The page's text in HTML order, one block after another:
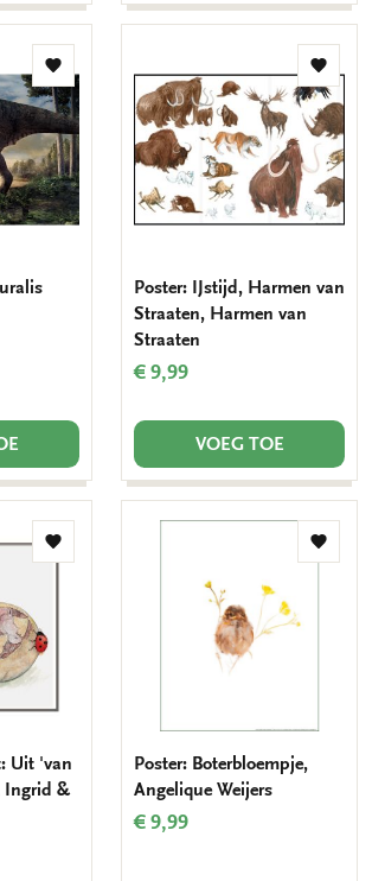
Toevoegen
aan
verlanglijst
aan
Poster: IJstijd, Harmen van
Straaten, Harmen van
Straaten
€ 9,99
VOEG TOE
Toevoegen
Uit 'van
Ingrid &
Poster: Boterbloempje,
Angelique Weijers
€ 9,99